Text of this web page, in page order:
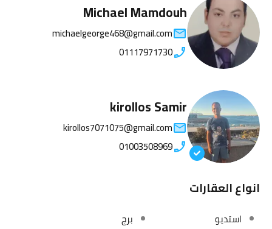
Michael Mamdouh
michaelgeorge468@gmail.com
01117971730
kirollos Samir
kirollos7071075@gmail.com
01003508969
انواع العقارات
استديو
برج